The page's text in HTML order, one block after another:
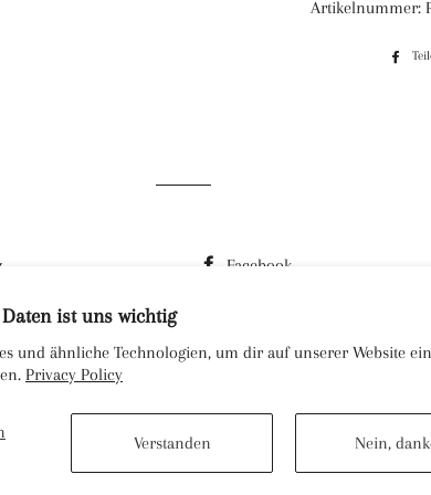
ist uns wichtig
und ähnliche Technologien, um dir auf unserer Website
Privacy Policy
Verstanden Nein,
Artikelnummer:
Facebook